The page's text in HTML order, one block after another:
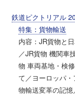
鉄道ピクトリアル
特集：貨物輸送
内容：JR貨物と
／JR貨物 機関車
物 車両基地・検
て／ヨーロッパ
物輸送変革の記